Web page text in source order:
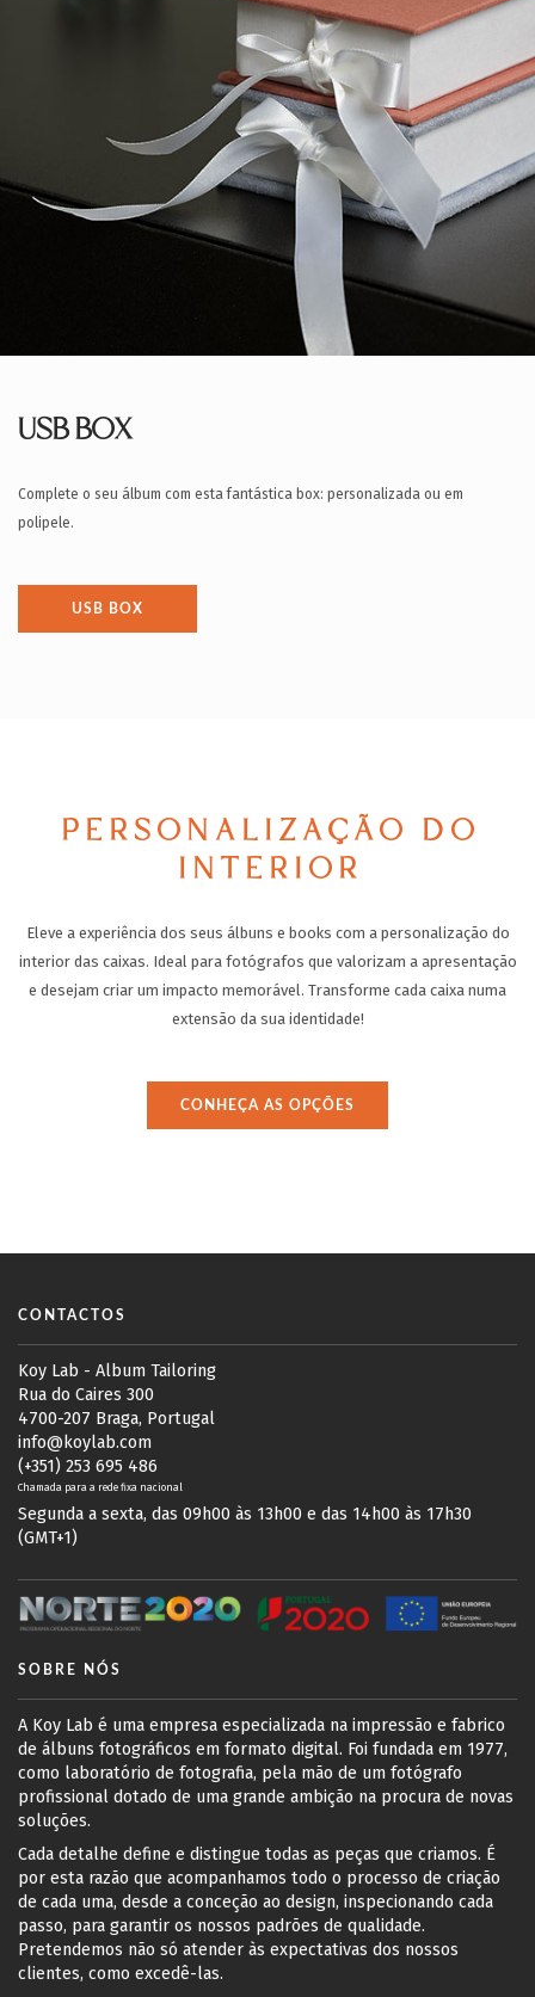
USB BOX
Complete o seu álbum com esta fantástica box: personalizada ou em
polipele.
USB BOX
PERSONALIZAÇÃO DO
INTERIOR
Eleve a experiência dos seus álbuns e books com a personalização do
interior das caixas. Ideal para fotógrafos que valorizam a apresentação
e desejam criar um impacto memorável. Transforme cada caixa numa
extensão da sua identidade!
CONHEÇA AS OPÇÕES
CONTACTOS
Koy Lab - Album Tailoring
Rua do Caires 300
4700-207 Braga, Portugal
info@koylab.com
(+351) 253 695 486
Chamada para a rede fixa nacional
Segunda a sexta, das 09h00 às 13h00 e das 14h00 às 17h30
(GMT+1)
SOBRE NÓS
A Koy Lab é uma empresa especializada na impressão e fabrico
de álbuns fotográficos em formato digital. Foi fundada em 1977,
como laboratório de fotografia, pela mão de um fotógrafo
profissional dotado de uma grande ambição na procura de novas
soluções.
Cada detalhe define e distingue todas as peças que criamos. É
por esta razão que acompanhamos todo o processo de criação
de cada uma, desde a conceção ao design, inspecionando cada
passo, para garantir os nossos padrões de qualidade.
Pretendemos não só atender às expectativas dos nossos
clientes, como excedê-las.